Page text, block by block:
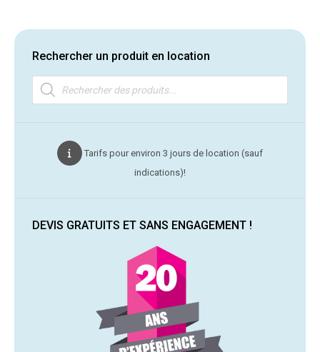
Rechercher un produit en location
Recherche
de
produits
Tarifs pour environ 3 jours de location (sauf
indications)!
DEVIS GRATUITS ET SANS ENGAGEMENT !